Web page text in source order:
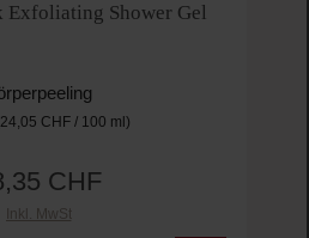
Exfoliating Shower Gel
CHF / 100 ml)
Regulärer Preis:
CHF
Inkl. MwSt